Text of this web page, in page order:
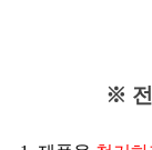
※ 전